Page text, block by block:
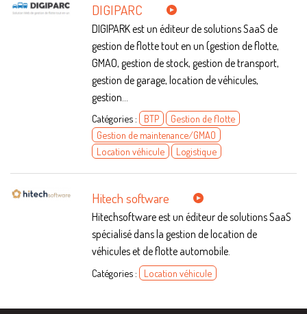
DIGIPARC
DIGIPARK est un éditeur de solutions SaaS de
gestion de flotte tout en un (gestion de flotte,
GMAO, gestion de stock, gestion de transport,
gestion de garage, location de véhicules,
gestion...
Catégories : BTP
Gestion de flotte
Gestion de maintenance/GMAO
Location véhicule
Logistique
Hitech software
Hitechsoftware est un éditeur de solutions SaaS
spécialisé dans la gestion de location de
véhicules et de flotte automobile.
Catégories : Location véhicule